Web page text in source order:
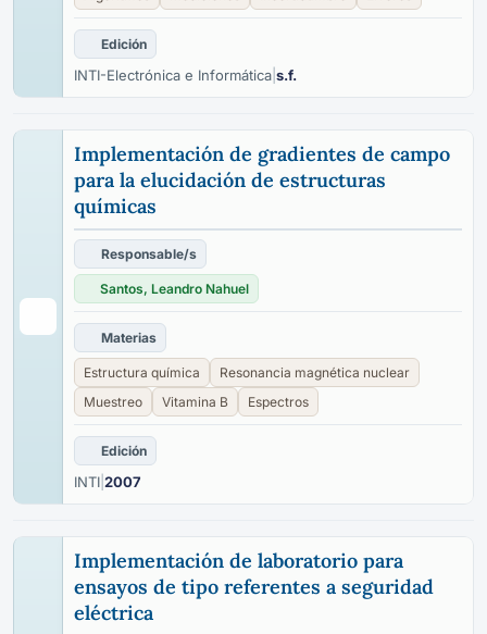
Edición
INTI-Electrónica e Informática s.f.
Implementación de gradientes de campo
para la elucidación de estructuras
químicas
Responsable/s
Santos, Leandro Nahuel
Materias
Estructura química
Resonancia magnética nuclear
Muestreo
Vitamina B Espectros
Edición
INTI 2007
Implementación de laboratorio para
ensayos de tipo referentes a seguridad
eléctrica